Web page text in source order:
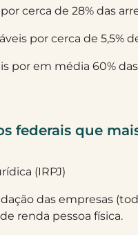
cerca de 28% das
por cerca de 5,5%
por em média 60% das
federais que
(IRPJ)
das empresas
renda pessoa física.